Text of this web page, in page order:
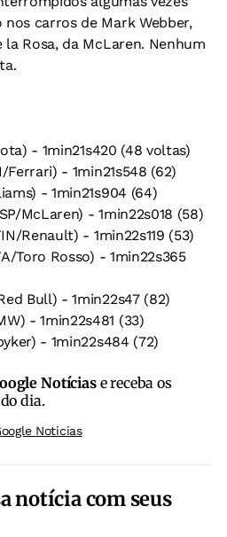
carros de Mark Webber,
la Rosa, da McLaren. Nenhum
- 1min21s420 (48 voltas)
Ferrari) - 1min21s548 (62)
- 1min21s904 (64)
McLaren) - 1min22s018 (58)
Renault) - 1min22s119 (53)
Toro Rosso) - 1min22s365
Bull) - 1min22s47 (82)
- 1min22s481 (33)
- 1min22s484 (72)
Notíciase receba os
dia.
Noticias
notícia com seus